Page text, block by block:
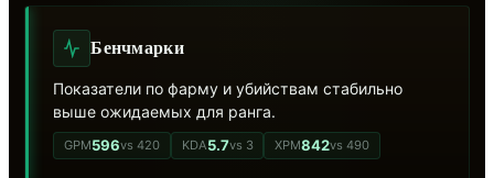
Бенчмарки
Показатели по фарму и убийствам стабильно
выше ожидаемых для ранга.
GPM596vs 420 KDA5.7vs 3 XPM842vs 490